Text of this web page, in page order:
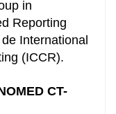
in
Reporting
International
(ICCR).
CT-